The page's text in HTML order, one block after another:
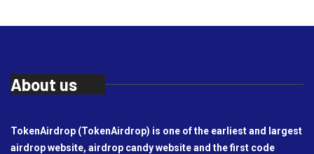
About us
TokenAirdrop (TokenAirdrop) is one of the earliest and largest
airdrop website, airdrop candy website and the first code